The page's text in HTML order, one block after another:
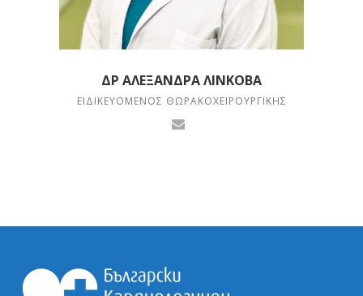
ΔΡ ΑΛΕΞΆΝΔΡΑ ΛΊΝΚΟΒΑ
ΕΙΔΙΚΕΥΌΜΕΝΟΣ ΘΩΡΑΚΟΧΕΙΡΟΥΡΓΙΚΉΣ